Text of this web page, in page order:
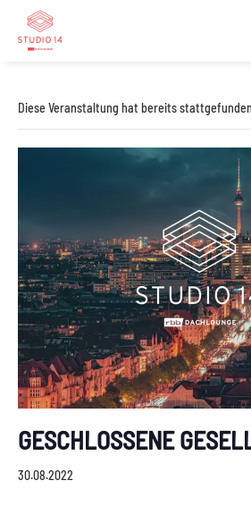
Diese Veranstaltung hat bereits
GESCHLOSSENE
30.08.2022